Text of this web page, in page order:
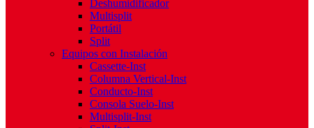
Deshumidificador
Multisplit
Portátil
Split
Equipos con Instalación
Cassette-Inst
Columna Vertical-Inst
Conducto-Inst
Consola Suelo-Inst
Multisplit-Inst